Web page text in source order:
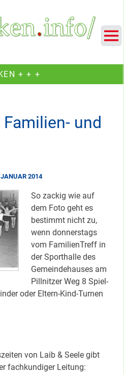
Heerstraße Nord
+ + +
und
2014
So zackig wie auf
dem Foto geht es
bestimmt nicht zu,
wenn donnerstags
vom FamilienTreff in
der Sporthalle des
Gemeindehauses am
Pillnitzer Weg 8 Spiel-
oder Eltern-Kind-Turnen
von Laib & Seele gibt
fachkundiger Leitung: